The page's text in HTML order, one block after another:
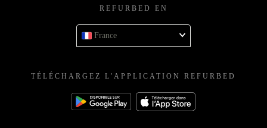
REFURBED EN
France
TÉLÉCHARGEZ L'APPLICATION REFURBED